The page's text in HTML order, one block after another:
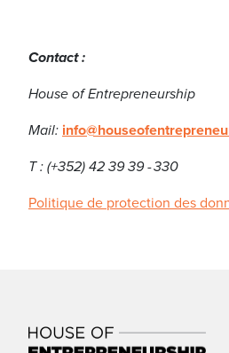
Contact :
House of Entrepreneurship
Mail:
T : (+352) 42 39 39 - 330
Politique de protection des